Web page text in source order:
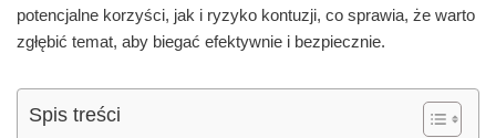
potencjalne korzyści, jak i ryzyko kontuzji, co sprawia, że warto
zgłębić temat, aby biegać efektywnie i bezpiecznie.
Spis treści